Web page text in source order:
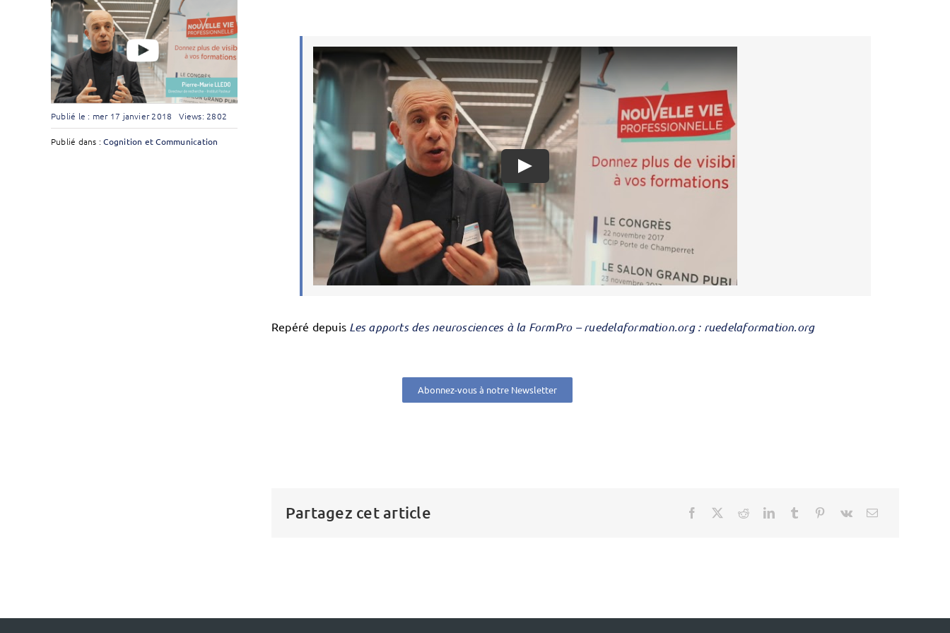
Publié le : mer 17 janvier 2018 Views: 2802
Publié dans :Cognition et Communication
Repéré depuis Les apports des neurosciences à la FormPro – ruedelaformation.org : ruedelaformation.org
Abonnez-vous à notre Newsletter
Partagez cet article